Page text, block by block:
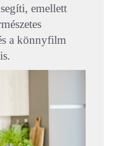
emellett
a könnyfilm